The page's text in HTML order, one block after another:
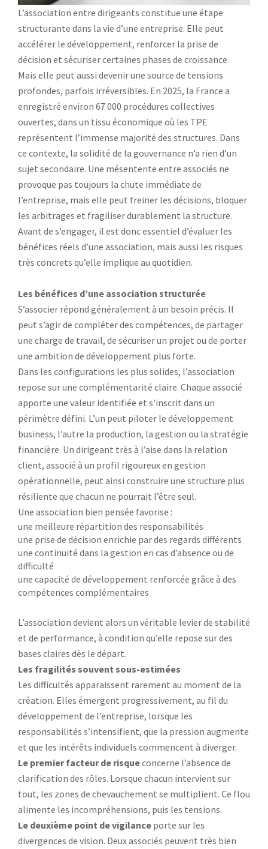
L’association entre dirigeants constitue une étape
structurante dans la vie d’une entreprise. Elle peut
accélérer le développement, renforcer la prise de
décision et sécuriser certaines phases de croissance.
Mais elle peut aussi devenir une source de tensions
profondes, parfois irréversibles. En 2025, la France a
enregistré environ 67 000 procédures collectives
ouvertes, dans un tissu économique où les TPE
représentent l’immense majorité des structures. Dans
ce contexte, la solidité de la gouvernance n’a rien d’un
sujet secondaire. Une mésentente entre associés ne
provoque pas toujours la chute immédiate de
l’entreprise, mais elle peut freiner les décisions, bloquer
les arbitrages et fragiliser durablement la structure.
Avant de s’engager, il est donc essentiel d’évaluer les
bénéfices réels d’une association, mais aussi les risques
très concrets qu’elle implique au quotidien.
Les bénéfices d’une association structurée
S’associer répond généralement à un besoin précis. Il
peut s’agir de compléter des compétences, de partager
une charge de travail, de sécuriser un projet ou de porter
une ambition de développement plus forte.
Dans les configurations les plus solides, l’association
repose sur une complémentarité claire. Chaque associé
apporte une valeur identifiée et s’inscrit dans un
périmètre défini. L’un peut piloter le développement
business, l’autre la production, la gestion ou la stratégie
financière. Un dirigeant très à l’aise dans la relation
client, associé à un profil rigoureux en gestion
opérationnelle, peut ainsi construire une structure plus
résiliente que chacun ne pourrait l’être seul.
Une association bien pensée favorise :
une meilleure répartition des responsabilités
une prise de décision enrichie par des regards différents
une continuité dans la gestion en cas d’absence ou de
difficulté
une capacité de développement renforcée grâce à des
compétences complémentaires
L’association devient alors un véritable levier de stabilité
et de performance, à condition qu’elle repose sur des
bases claires dès le départ.
Les fragilités souvent sous-estimées
Les difficultés apparaissent rarement au moment de la
création. Elles émergent progressivement, au fil du
développement de l’entreprise, lorsque les
responsabilités s’intensifient, que la pression augmente
et que les intérêts individuels commencent à diverger.
Le premier facteur de risqueconcerne l’absence de
clarification des rôles. Lorsque chacun intervient sur
tout, les zones de chevauchement se multiplient. Ce flou
alimente les incompréhensions, puis les tensions.
Le deuxième point de vigilance porte sur les
divergences de vision. Deux associés peuvent très bien